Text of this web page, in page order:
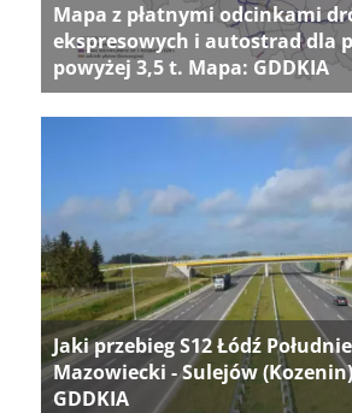
Mapa z płatnymi odcinkami
ekspresowych i autostrad dla
powyżej 3,5 t. Mapa: GDDKIA
Jaki przebieg S12 Łódź
Mazowiecki - Sulejów
GDDKIA